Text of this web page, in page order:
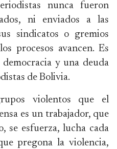
nunca fueron
ni enviados a las
sindicatos o gremios
procesos avancen. Es
y una deuda
de Bolivia.
violentos que el
es un trabajador, que
se esfuerza, lucha cada
pregona la violencia,